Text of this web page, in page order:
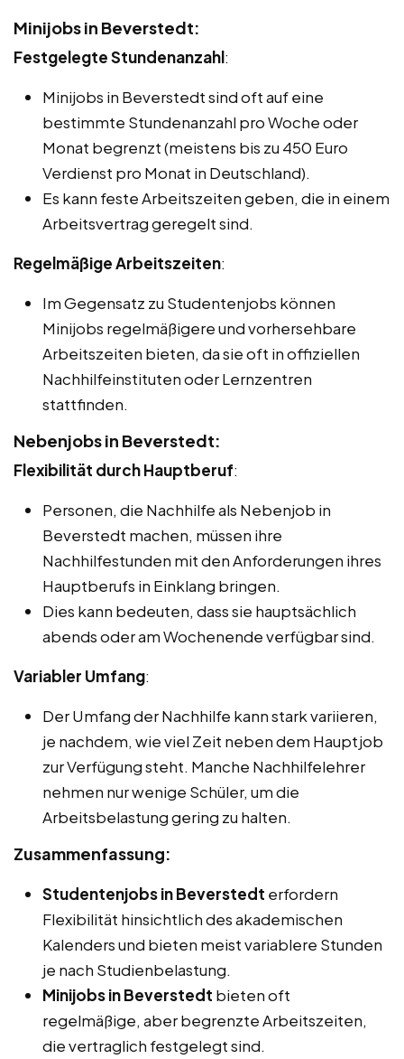
Minijobs in Beverstedt:
Festgelegte Stundenanzahl:
Minijobs in Beverstedt sind oft auf eine
bestimmte Stundenanzahl pro Woche oder
Monat begrenzt (meistens bis zu 450 Euro
Verdienst pro Monat in Deutschland).
Es kann feste Arbeitszeiten geben, die in einem
Arbeitsvertrag geregelt sind.
Regelmäßige Arbeitszeiten:
Im Gegensatz zu Studentenjobs können
Minijobs regelmäßigere und vorhersehbare
Arbeitszeiten bieten, da sie oft in offiziellen
Nachhilfeinstituten oder Lernzentren
stattfinden.
Nebenjobs in Beverstedt:
Flexibilität durch Hauptberuf:
Personen, die Nachhilfe als Nebenjob in
Beverstedt machen, müssen ihre
Nachhilfestunden mit den Anforderungen ihres
Hauptberufs in Einklang bringen.
Dies kann bedeuten, dass sie hauptsächlich
abends oder am Wochenende verfügbar sind.
Variabler Umfang:
Der Umfang der Nachhilfe kann stark variieren,
je nachdem, wie viel Zeit neben dem Hauptjob
zur Verfügung steht. Manche Nachhilfelehrer
nehmen nur wenige Schüler, um die
Arbeitsbelastung gering zu halten.
Zusammenfassung:
Studentenjobs in Beverstedt erfordern
Flexibilität hinsichtlich des akademischen
Kalenders und bieten meist variablere Stunden
je nach Studienbelastung.
Minijobs in Beverstedt bieten oft
regelmäßige, aber begrenzte Arbeitszeiten,
die vertraglich festgelegt sind.